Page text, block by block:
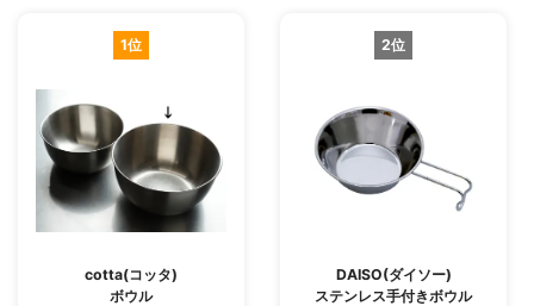
1位
cotta(コッタ)
ボウル
2位
DAISO(ダイソー)
ステンレス手付きボウル